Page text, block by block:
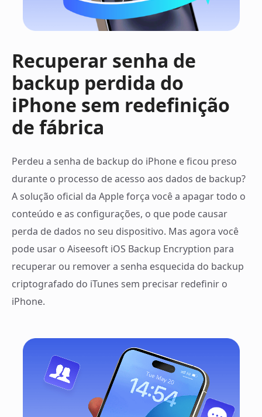
Recuperar senha de
backup perdida do
iPhone sem redefinição
de fábrica
Perdeu a senha de backup do iPhone e ficou preso
durante o processo de acesso aos dados de backup?
A solução oficial da Apple força você a apagar todo o
conteúdo e as configurações, o que pode causar
perda de dados no seu dispositivo. Mas agora você
pode usar o Aiseesoft iOS Backup Encryption para
recuperar ou remover a senha esquecida do backup
criptografado do iTunes sem precisar redefinir o
iPhone.